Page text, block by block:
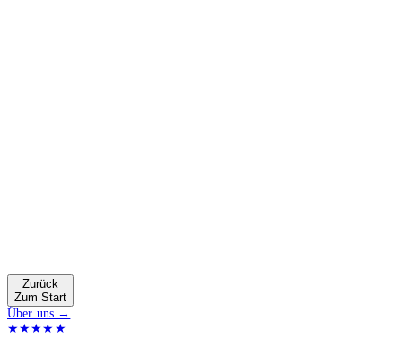
Zurück
Zum Start
Über uns →
★★★★★